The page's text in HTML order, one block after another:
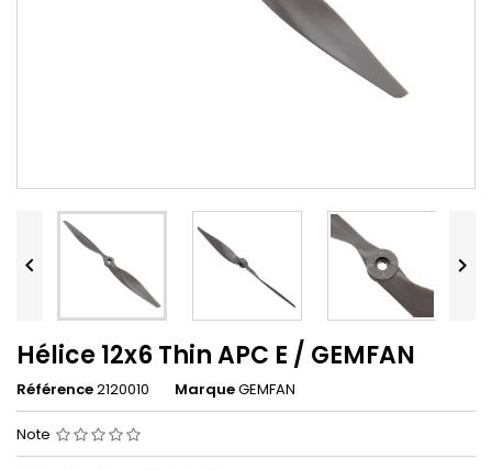
 
Hélice 12x6 Thin APC E / GEMFAN
Référence2120010 MarqueGEMFAN
Note